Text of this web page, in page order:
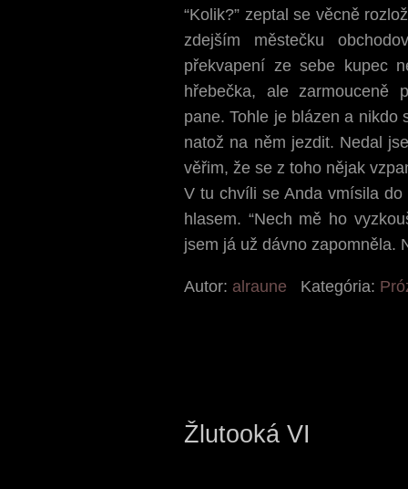
“Kolik?” zeptal se věcně
zdejším městečku
překvapení ze sebe kupec
hřebečka, ale zarmouceně
pane. Tohle je blázen a
natož na něm jezdit. Nedal
věřim, že se z toho nějak
V tu chvíli se Anda vmísila
hlasem. “Nech mě ho
jsem já už dávno zapomněla.
Autor: alraune Kategória:
Žlutooká VI